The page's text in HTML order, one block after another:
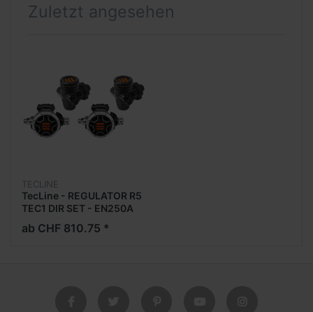
Zuletzt angesehen
TECLINE
TecLine - REGULATOR R5
TEC1 DIR SET - EN250A
ab CHF 810.75 *